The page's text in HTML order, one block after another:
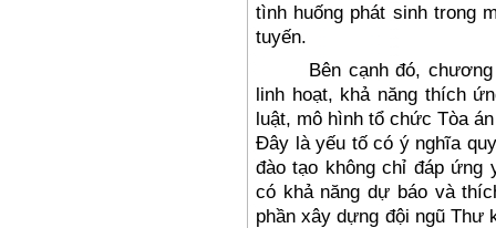
tình huống phát sinh trong
tuyến.
Bên cạnhđó, ch
linh hoạt, khả năng thích
luật, mô hình tổ chức Tòa
Đây là yếu tố có ý nghĩa
đào tạo không chỉ đáp ứng
có khả năng dự báo và
phần xây dựng đội ngũ Thư